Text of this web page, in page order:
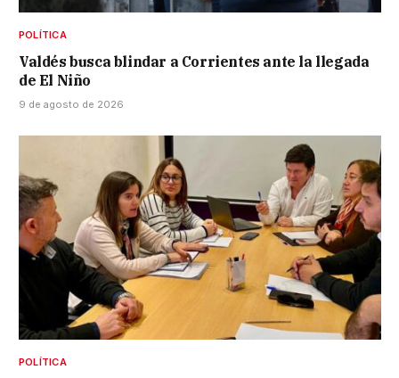
POLÍTICA
Valdés busca blindar a Corrientes ante la llegada
de El Niño
9 de agosto de 2026
POLÍTICA